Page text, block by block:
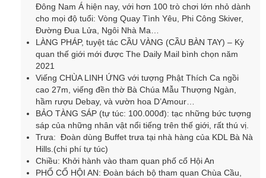
Đông Nam Á hiện nay, với hơn 100 trò chơi lớn nhỏ dành
cho mọi độ tuổi: Vòng Quay Tình Yêu, Phi Công Skiver,
Đường Đua Lửa, Ngôi Nhà Ma…
LÀNG PHÁP, tuyệt tác CẦU VÀNG (CẦU BÀN TAY) – Kỳ
quan thế giới mới được The Daily Mail bình chọn năm
2021
Viếng CHÙA LINH ỨNG với tượng Phật Thích Ca ngồi
cao 27m, viếng đền thờ Bà Chúa Mẫu Thượng Ngàn,
hầm rượu Debay, và vườn hoa D’Amour…
BẢO TÀNG SÁP (tự túc: 100.000đ): tạc những bức tượng
sáp của những nhân vật nổi tiếng trên thế giới, rất thú vị.
Trưa: Đoàn dùng Buffet trưa tại nhà hàng của KDL Bà Nà
Hills.(chi phí tự túc)
Chiều: Khởi hành vào tham quan phố cổ Hội An
PHỔ CỔ HỘI AN: Đoàn bách bộ tham quan Chùa Cầu,